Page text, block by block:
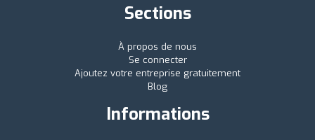
Sections
À propos de nous
Se connecter
Ajoutez votre entreprise gratuitement
Blog
Informations